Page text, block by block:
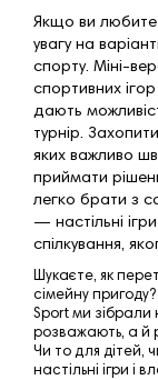
Якщо ви любите
увагу на
спорту. Міні-
спортивних
дають
турнір.
яких важливо
приймати
легко брати з
— настільні
спілкування,
Шукаєте, як
сімейну
Sport ми зібрали
розважають, а й
Чи то для дітей,
настільні ігри і